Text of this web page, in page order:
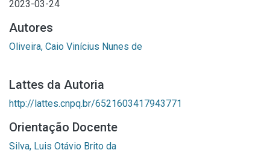
2023-03-24
Autores
Oliveira, Caio Vinícius Nunes de
Lattes da Autoria
http://lattes.cnpq.br/6521603417943771
Orientação Docente
Silva, Luis Otávio Brito da